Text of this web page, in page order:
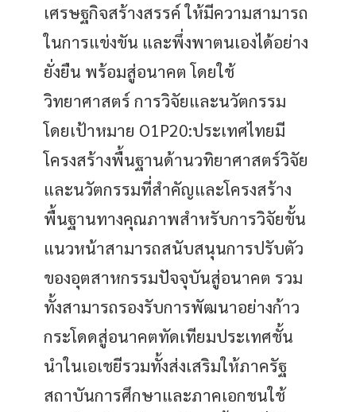
เศรษฐกิจสร้างสรรค์ ให้มีความสามารถ
ในการแข่งขัน และพึ่งพาตนเองได้อย่าง
ยั่งยืน พร้อมสู่อนาคต โดยใช้
วิทยาศาสตร์ การวิจัยและนวัตกรรม
โดยเป้าหมาย O1P20:ประเทศไทยมี
โครงสร้างพื้นฐานด้านวทิยาศาสตร์วิจัย
และนวัตกรรมที่สําคัญและโครงสร้าง
พื้นฐานทางคุณภาพสําหรับการวิจัยขั้น
แนวหน้าสามารถสนับสนุนการปรับตัว
ของอุตสาหกรรมปัจจุบันสู่อนาคต รวม
ทั้งสามารถรองรับการพัฒนาอย่างก้าว
กระโดดสู่อนาคตทัดเทียมประเทศชั้น
นําในเอเชยีรวมทั้งส่งเสริมให้ภาครัฐ
สถาบันการศึกษาและภาคเอกชนใช้